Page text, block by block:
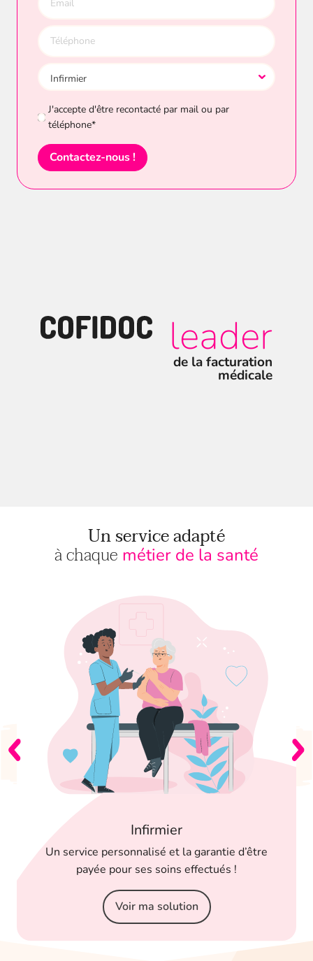
J'accepte d'être recontacté par mail ou par
téléphone*
leader
de la facturation
médicale
Un service adapté
à chaque métier de la santé
Infirmier
Un service personnalisé et la garantie d’être
payée pour ses soins effectués !
Voir ma solution